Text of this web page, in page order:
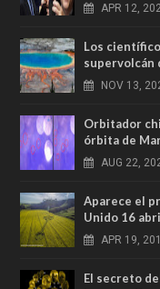
APR 12,
Los
supervolcán
NOV 13,
Orbitador
órbita de
AUG 22,
Aparece el
Unido 16
APR 19,
El secreto